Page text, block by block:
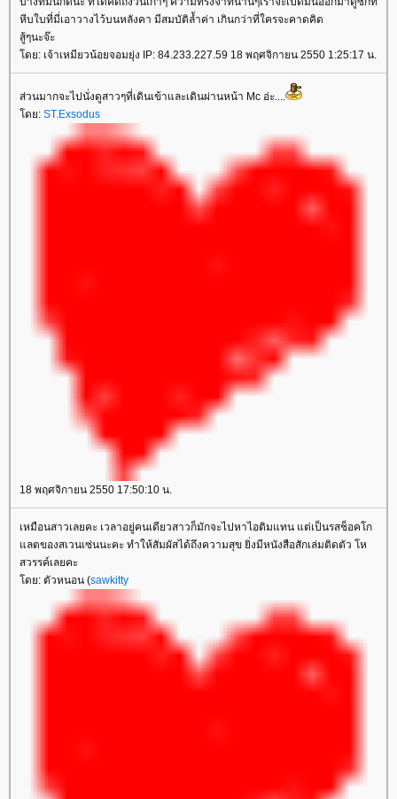
หีบใบที่มี่เอาวางไว้บนหลังคา มีสมบัติล้ำค่า เกินกว่าที่ใครจะคาดคิด
สู้ๆนะจ๊ะ
ดย: เจ้าเหมียวน้อยจอมยุ่ง IP: 84.233.227.59 18 พฤศจิกายน 2550 1:25:17 น.
ส่วนมากจะไปนั่งดูสาวๆที่เดินเข้าและเดินผ่านหน้า Mc อ่ะ....
ดย: ST.Exsodus
18 พฤศจิกายน 2550 17:50:10 น.
เหมือนสาวเลยคะ เวลาอยู่คนเดียวสาวก็มักจะไปหาไอติมแทน แต่เป็นรสช็อคโก
ลตของสเวนเซ่นนะคะ ทำให้สัมผัสได้ถึงความสุข ยิ่งมีหนังสือสักเล่มติดตัว โห
สวรรค์เลยคะ
ดย: ตัวหนอน (sawkitty